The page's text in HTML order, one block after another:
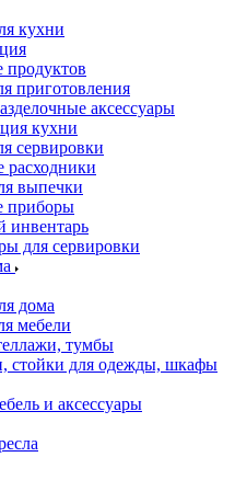
кухни
продуктов
приготовления
аксессуары
кухни
сервировки
расходники
выпечки
приборы
инвентарь
для сервировки
дома
мебели
тумбы
стойки для одежды, шкафы
и аксессуары